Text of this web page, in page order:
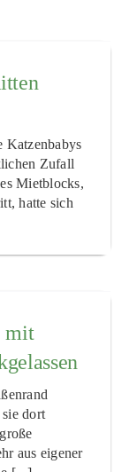
Katzenbabys
Zufall
Mietblocks,
hatte sich
mit
dort
aus eigener